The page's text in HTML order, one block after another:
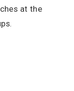
at the